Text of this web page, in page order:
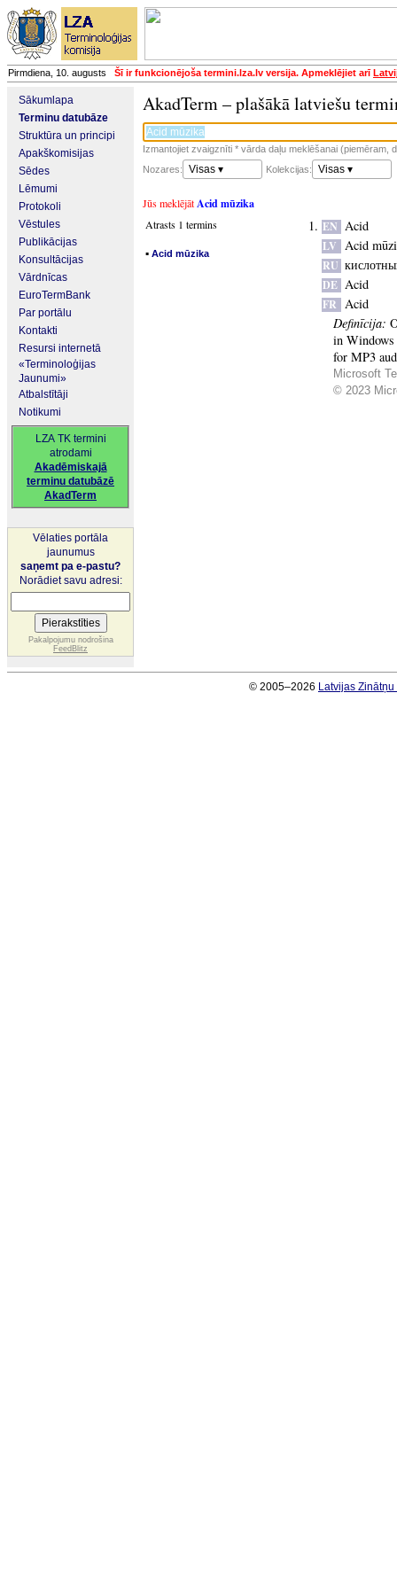
Pirmdiena, 10. augusts Šī ir funkcionējoša termini.lza.lv versija. Apmeklējiet arī
Sākumlapa
Terminu datubāze
Struktūra un principi
Apakškomisijas
Sēdes
Lēmumi
Protokoli
Vēstules
Publikācijas
Konsultācijas
Vārdnīcas
EuroTermBank
Par portālu
Kontakti
Resursi internetā
«Terminoloģijas
Jaunumi»
Atbalstītāji
Notikumi
LZA TK termini
atrodami
Akadēmiskajā
terminu datubāzē
AkadTerm
Vēlaties portāla
jaunumus
saņemt pa e-pastu?
Norādiet savu adresi:
Pakalpojumu nodrošina
FeedBlitz
AkadTerm – plašākā latviešu
Izmantojiet zvaigznīti * vārda daļu meklēšanai (piemēram,
Nozares:
Visas ▾ Kolekcijas: Visas ▾
Jūs meklējātAcid mūzika
Atrasts 1 termins
▪ Acid mūzika
EN Acid
LV Acid
RU
DE Acid
FR Acid
Definīcija:
in Windows
for MP3
Microsoft
© 2023
© 2005–2026 Latvijas